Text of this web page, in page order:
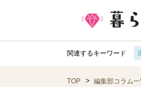
関連するキーワード
TOP 編集部コラム一